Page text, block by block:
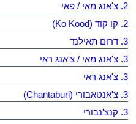
2. צ'אנג מאי / פאי
2. קו קוד (Ko Kood)
3. דרום תאילנד
3. צ'אנג מאי / צ'אנג ראי
3. צ'אנג ראי
3. צ'אנטאבורי (Chantaburi)
3. קנצ'נבורי